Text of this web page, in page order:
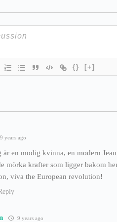
{} [+]
9 years ago
är en modig kvinna, en modern
mörka krafter som ligger bakom
viva the European revolution!
9 years ago